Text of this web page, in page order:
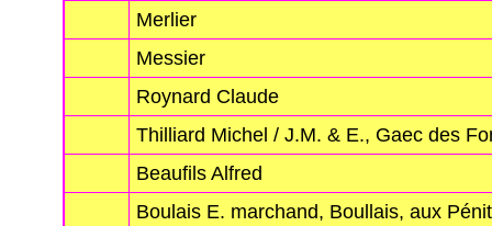
Merlier
Messier
Roynard Claude
Thilliard Michel / J.M. & E., Gaec des
Beaufils Alfred
Boulais E. marchand, Boullais, aux